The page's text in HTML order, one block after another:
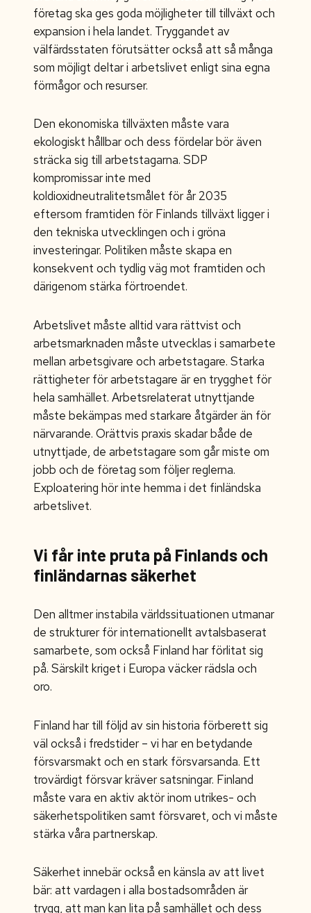
företag ska ges goda möjligheter till tillväxt och
expansion i hela landet. Tryggandet av
välfärdsstaten förutsätter också att så många
som möjligt deltar i arbetslivet enligt sina egna
förmågor och resurser.
Den ekonomiska tillväxten måste vara
ekologiskt hållbar och dess fördelar bör även
sträcka sig till arbetstagarna. SDP
kompromissar inte med
koldioxidneutralitetsmålet för år 2035
eftersom framtiden för Finlands tillväxt ligger i
den tekniska utvecklingen och i gröna
investeringar. Politiken måste skapa en
konsekvent och tydlig väg mot framtiden och
därigenom stärka förtroendet.
Arbetslivet måste alltid vara rättvist och
arbetsmarknaden måste utvecklas i samarbete
mellan arbetsgivare och arbetstagare. Starka
rättigheter för arbetstagare är en trygghet för
hela samhället. Arbetsrelaterat utnyttjande
måste bekämpas med starkare åtgärder än för
närvarande. Orättvis praxis skadar både de
utnyttjade, de arbetstagare som går miste om
jobb och de företag som följer reglerna.
Exploatering hör inte hemma i det finländska
arbetslivet.
Vi får inte pruta på Finlands och
finländarnas säkerhet
Den alltmer instabila världssituationen utmanar
de strukturer för internationellt avtalsbaserat
samarbete, som också Finland har förlitat sig
på. Särskilt kriget i Europa väcker rädsla och
oro.
Finland har till följd av sin historia förberett sig
väl också i fredstider – vi har en betydande
försvarsmakt och en stark försvarsanda. Ett
trovärdigt försvar kräver satsningar. Finland
måste vara en aktiv aktör inom utrikes- och
säkerhetspolitiken samt försvaret, och vi måste
stärka våra partnerskap.
Säkerhet innebär också en känsla av att livet
bär: att vardagen i alla bostadsområden är
trygg, att man kan lita på samhället och dess